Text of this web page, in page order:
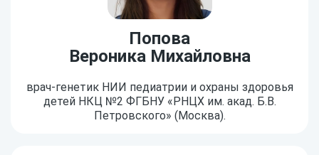
Попова
Вероника Михайловна
врач-генетик НИИ педиатрии и охраны здоровья
детей НКЦ №2 ФГБНУ «РНЦХ им. акад. Б.В.
Петровского» (Москва).